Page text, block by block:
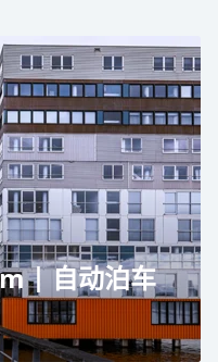
Hamburg
| 自动泊车